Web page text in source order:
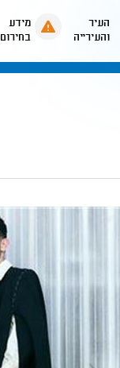
העיר
והעירייה
מידע
בחירום